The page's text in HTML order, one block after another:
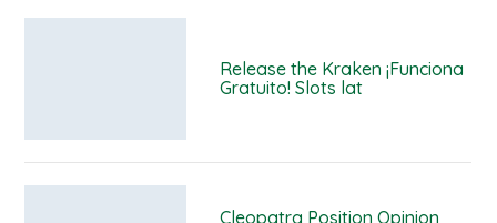
Release the Kraken ¡Funciona
Gratuito! Slots lat
Cleopatra Position Opinion